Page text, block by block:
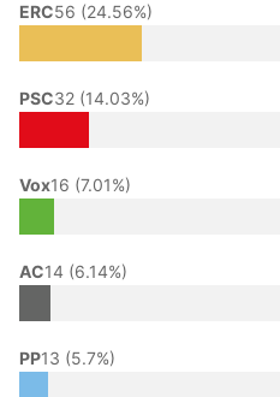
ERC56 (24.56%)
PSC32 (14.03%)
Vox16 (7.01%)
AC14 (6.14%)
PP13 (5.7%)